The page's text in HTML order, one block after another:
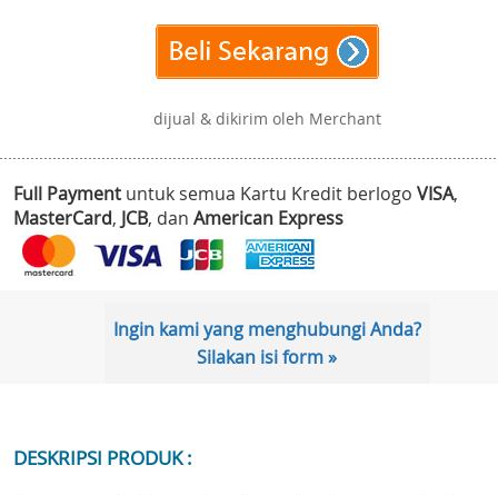
dijual & dikirim oleh Merchant
Full Payment untuk semua Kartu Kredit berlogo VISA,
MasterCard, JCB, dan American Express
Ingin kami yang menghubungi Anda?
Silakan isi form »
DESKRIPSI PRODUK :